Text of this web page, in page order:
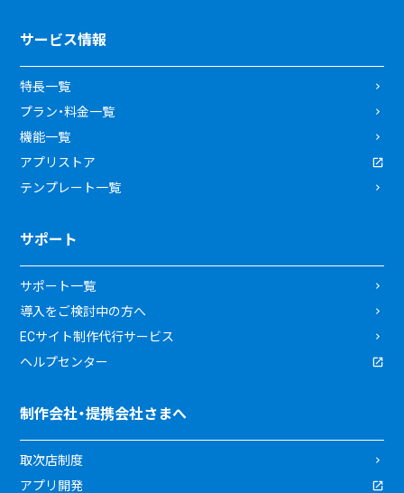
サービス情報
特長一覧
プラン・料金一覧
機能一覧
アプリストア
テンプレート一覧
サポート
サポート一覧
導入をご検討中の方へ
ECサイト制作代行サービス
ヘルプセンター
制作会社・提携会社さまへ
取次店制度
アプリ開発